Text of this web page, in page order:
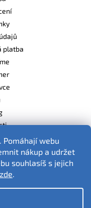
Pomáhají webu
nákup a udržet
souhlasíš s jejich
zde.
platba